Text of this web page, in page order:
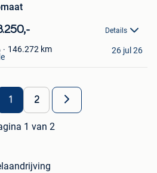
Details
146.272 km 26 jul 26
1 2
1 van 2